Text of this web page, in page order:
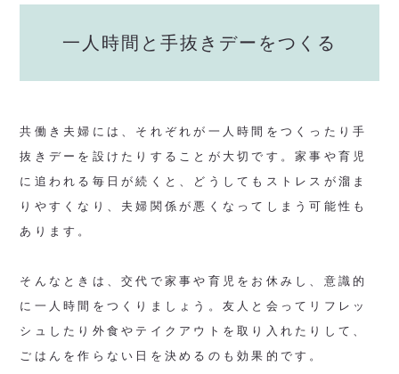
一人時間と手抜きデーをつくる
共働き夫婦には、それぞれが一人時間をつくったり手
抜きデーを設けたりすることが大切です。家事や育児
に追われる毎日が続くと、どうしてもストレスが溜ま
りやすくなり、夫婦関係が悪くなってしまう可能性も
あります。
そんなときは、交代で家事や育児をお休みし、意識的
に一人時間をつくりましょう。友人と会ってリフレッ
シュしたり外食やテイクアウトを取り入れたりして、
ごはんを作らない日を決めるのも効果的です。